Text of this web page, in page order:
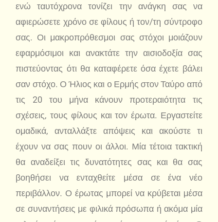
ενώ ταυτόχρονα τονίζει την ανάγκη σας να
αφιερώσετε χρόνο σε φίλους ή τον/τη σύντροφο
σας. Οι μακροπρόθεσμοι σας στόχοι μοιάζουν
εφαρμόσιμοι και ανακτάτε την αισιοδοξία σας
πιστεύοντας ότι θα καταφέρετε όσα έχετε βάλει
σαν στόχο. Ο Ήλιος και ο Ερμής στον Ταύρο από
τις 20 του μήνα κάνουν προτεραιότητα τις
σχέσεις, τους φίλους και τον έρωτα. Εργαστείτε
ομαδικά, ανταλλάξτε απόψεις και ακούστε τι
έχουν να σας πουν οι άλλοι. Μία τέτοια τακτική
θα αναδείξει τις δυνατότητες σας και θα σας
βοηθήσει να ενταχθείτε μέσα σε ένα νέο
περιβάλλον. Ο έρωτας μπορεί να κρύβεται μέσα
σε συναντήσεις με φιλικά πρόσωπα ή ακόμα μία